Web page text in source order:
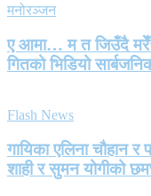
मनोरञ्जन
ए आमा… म त जिउँदै
गितको भिडियो
Flash News
गायिका एलिना चौहान र
शाही र सुमन योगीको